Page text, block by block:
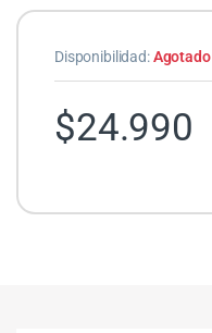
Disponibilidad:Agotado
$24.990